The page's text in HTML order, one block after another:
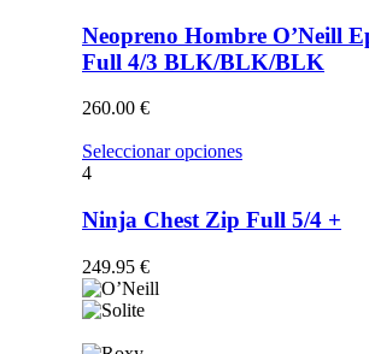
múltiples
variantes.
Las
elegir
página
Neopreno Hombre O’Neill
Full 4/3 BLK/BLK/BLK
260.00 €
Seleccionar opcionesEste
múltiples
variantes.
4
Ninja Chest Zip Full 5/4 +
249.95 €